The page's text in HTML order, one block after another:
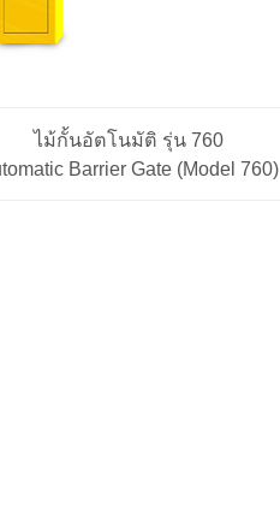
ไม้กั้นอัตโนมัติ รุ่น 760
Barrier Gate (Model 760)